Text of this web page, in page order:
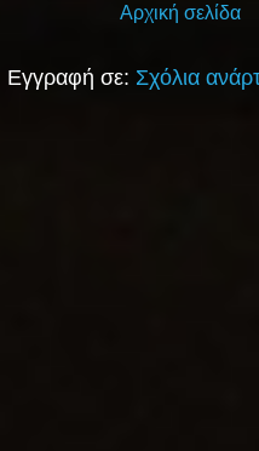
Αρχική σελίδα
Εγγραφή σε: Σχόλια